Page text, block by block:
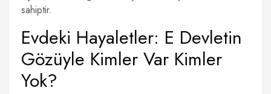
sahiptir.
Evdeki Hayaletler: E Devletin
Gözüyle Kimler Var Kimler
Yok?